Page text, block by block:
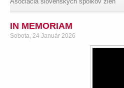
IN MEMORIAM
Sobota, 24 Január 2026